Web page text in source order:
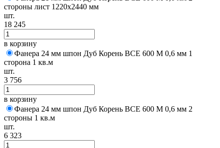
стороны лист 1220х2440 мм
шт.
18 245
в корзину
Фанера 24 мм шпон Дуб Корень BCE 600 M 0,6 мм 1
сторона 1 кв.м
шт.
3 756
в корзину
Фанера 24 мм шпон Дуб Корень BCE 600 M 0,6 мм 2
стороны 1 кв.м
шт.
6 323